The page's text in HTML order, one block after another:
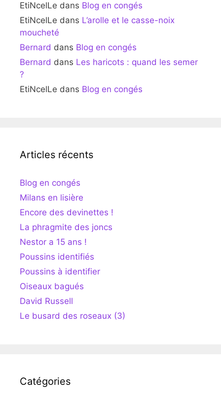
EtiNcelLe dans Blog en congés
EtiNcelLe dans L’arolle et le casse-noix
moucheté
Bernard dans Blog en congés
Bernard dans Les haricots : quand les semer
?
EtiNcelLe dans Blog en congés
Articles récents
Blog en congés
Milans en lisière
Encore des devinettes !
La phragmite des joncs
Nestor a 15 ans !
Poussins identifiés
Poussins à identifier
Oiseaux bagués
David Russell
Le busard des roseaux (3)
Catégories